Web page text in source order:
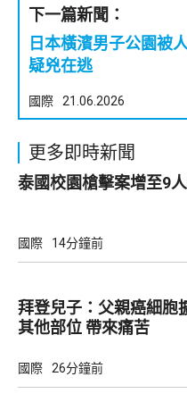
下一篇新聞：
日本橫濱男子公園被
疑兇在逃
國際 21.06.2026
更多即時新聞
泰國校園槍擊案增至9
國際 14分鐘前
拜登兒子：父親癌細胞
其他部位 帶來痛苦
國際 26分鐘前